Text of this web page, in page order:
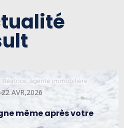
22 AVR,2026
même après votre